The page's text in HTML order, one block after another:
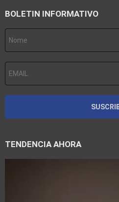
BOLETIN INFORMATIVO
TENDENCIA AHORA